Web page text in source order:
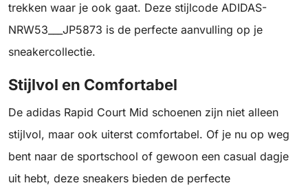
trekken waar je ook gaat. Deze stijlcode ADIDAS-
NRW53___JP5873 is de perfecte aanvulling op je
sneakercollectie.
Stijlvol en Comfortabel
De adidas Rapid Court Mid schoenen zijn niet alleen
stijlvol, maar ook uiterst comfortabel. Of je nu op weg
bent naar de sportschool of gewoon een casual dagje
uit hebt, deze sneakers bieden de perfecte